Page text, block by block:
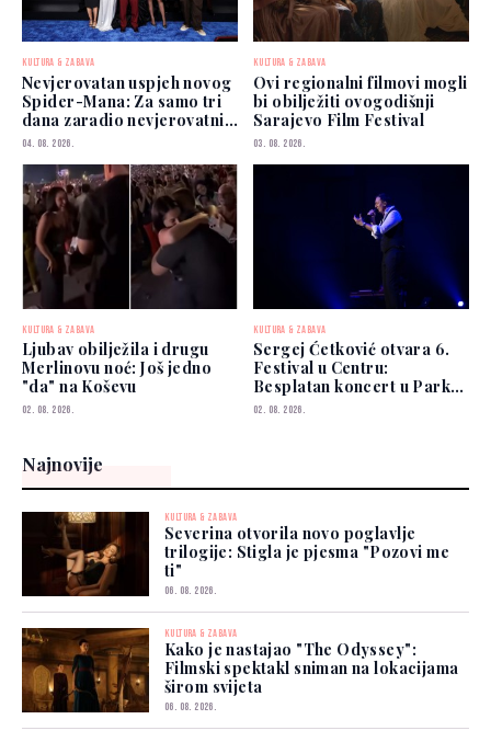
KULTURA & ZABAVA
Nevjerovatan uspjeh novog
Spider-Mana: Za samo tri
dana zaradio nevjerovatnih
927 miliona dolara
04. 08. 2026.
KULTURA & ZABAVA
Ovi regionalni filmovi mogli
bi obilježiti ovogodišnji
Sarajevo Film Festival
03. 08. 2026.
KULTURA & ZABAVA
Ljubav obilježila i drugu
Merlinovu noć: Još jedno
"da" na Koševu
02. 08. 2026.
KULTURA & ZABAVA
Sergej Ćetković otvara 6.
Festival u Centru:
Besplatan koncert u Parku
Hastahana
02. 08. 2026.
Najnovije
KULTURA & ZABAVA
Severina otvorila novo poglavlje
trilogije: Stigla je pjesma "Pozovi me
ti"
06. 08. 2026.
KULTURA & ZABAVA
Kako je nastajao "The Odyssey":
Filmski spektakl sniman na lokacijama
širom svijeta
06. 08. 2026.